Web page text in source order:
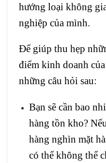
hướng loại không
nghiệp của mình.
Để giúp thu hẹp
điểm kinh doanh
những câu hỏi sau:
Bạn sẽ cần bao
hàng tồn kho?
hàng nghìn mặt
có thể không thể